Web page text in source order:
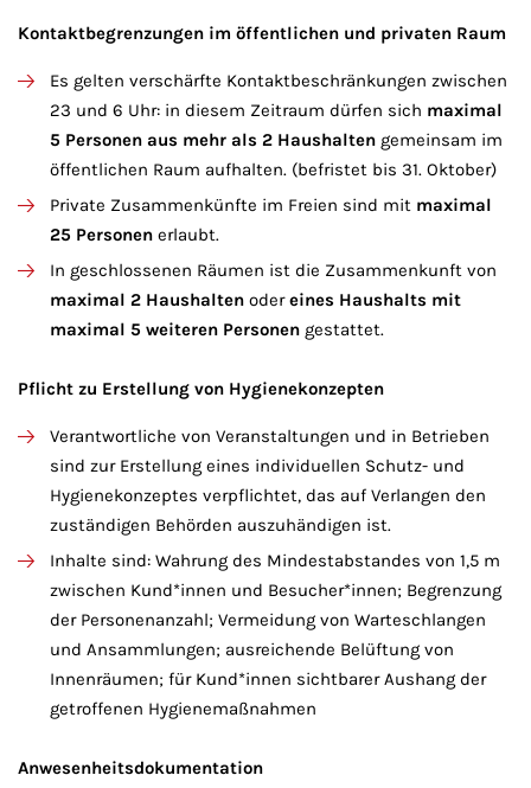
Kontaktbegrenzungen im öffentlichen und privaten Raum
Es gelten verschärfte Kontaktbeschränkungen zwischen
23 und 6 Uhr: in diesem Zeitraum dürfen sich maximal
5 Personen aus mehr als 2 Haushalten gemeinsam im
öffentlichen Raum aufhalten. (befristet bis 31. Oktober)
Private Zusammenkünfte im Freien sind mit maximal
25 Personen erlaubt.
In geschlossenen Räumen ist die Zusammenkunft von
maximal 2 Haushalten odereines Haushalts mit
maximal 5 weiteren Personen gestattet.
Pflicht zu Erstellung von Hygienekonzepten
Verantwortliche von Veranstaltungen und in Betrieben
sind zur Erstellung eines individuellen Schutz- und
Hygienekonzeptes verpflichtet, das auf Verlangen den
zuständigen Behörden auszuhändigen ist.
Inhalte sind: Wahrung des Mindestabstandes von 1,5 m
zwischen Kund*innen und Besucher*innen; Begrenzung
der Personenanzahl; Vermeidung von Warteschlangen
und Ansammlungen; ausreichende Belüftung von
Innenräumen; für Kund*innen sichtbarer Aushang der
getroffenen Hygienemaßnahmen
Anwesenheitsdokumentation